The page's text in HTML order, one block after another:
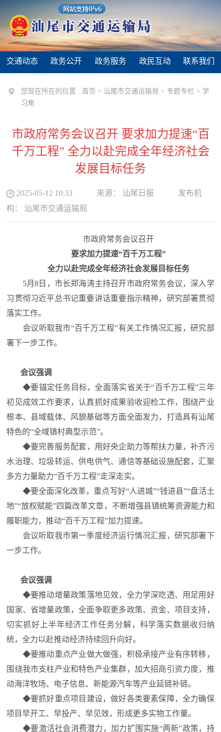
交通动态 政务公开 政务服务 政民互动 联系我们
您现在所在的位置 : 首页 > 汕尾市交通运输局 > 专题专栏 > 学
习角
市政府常务会议召开 要求加力提速“百
千万工程” 全力以赴完成全年经济社会
发展目标任务
2025-05-12 10:33 来源： 汕尾日报
发布机
构：
汕尾市交通运输局
市政府常务会议召开
要求加力提速“百千万工程”
全力以赴完成全年经济社会发展目标任务
5月8日，市长郑海涛主持召开市政府常务会议，深入学
习贯彻习近平总书记重要讲话重要指示精神，研究部署贯彻
落实工作。
会议听取我市“百千万工程”有关工作情况汇报，研究部
署下一步工作。
会议强调
◆要锚定任务目标，全面落实省关于“百千万工程”三年
初见成效工作要求，认真抓好成果验收迎检工作，围绕产业
根本、县域载体、风貌基础等方面全面发力，打造具有汕尾
特色的“全域镇村典型示范”。
◆要完善服务配套，用好央企助力等帮扶力量，补齐污
水治理、垃圾转运、供电供气、通信等基础设施配套，汇聚
多方力量助力“百千万工程”走深走实。
◆要全面深化改革，重点写好“人进城”“钱进县”“盘活土
地”“放权赋能”四篇改革文章，不断增强县镇统筹资源能力和
履职能力，推动“百千万工程”加力提速。
会议听取我市第一季度经济运行情况汇报，研究部署下
一步工作。
会议强调
◆要推动增量政策落地见效，全力学深吃透、用足用好
国家、省增量政策，全面争取更多政策、资金、项目支持，
切实抓好上半年经济工作任务分解，科学落实数据收归纳
统，全力以赴推动经济持续回升向好。
◆要推动重点产业做大做强，积极承接产业有序转移，
围绕我市支柱产业和特色产业集群，加大招商引资力度，推
动海洋牧场、电子信息、新能源汽车等产业延链补链。
◆要抓好重点项目建设，做好各类要素保障，全力确保
项目早开工、早投产、早见效，形成更多实物工作量。
◆要激活社会消费潜力，加力扩围实施“两新”政策，持